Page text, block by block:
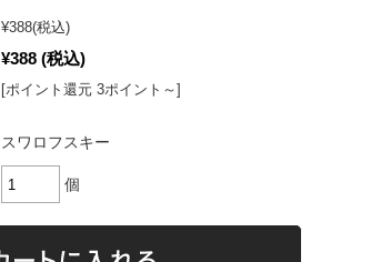
¥388(税込)
¥388 (税込)
[ポイント還元 3ポイント～]
スワロフスキー
個